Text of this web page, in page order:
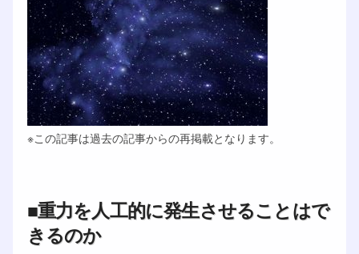
※この記事は過去の記事からの再掲載となります。
■重力を人工的に発生させることはで
きるのか